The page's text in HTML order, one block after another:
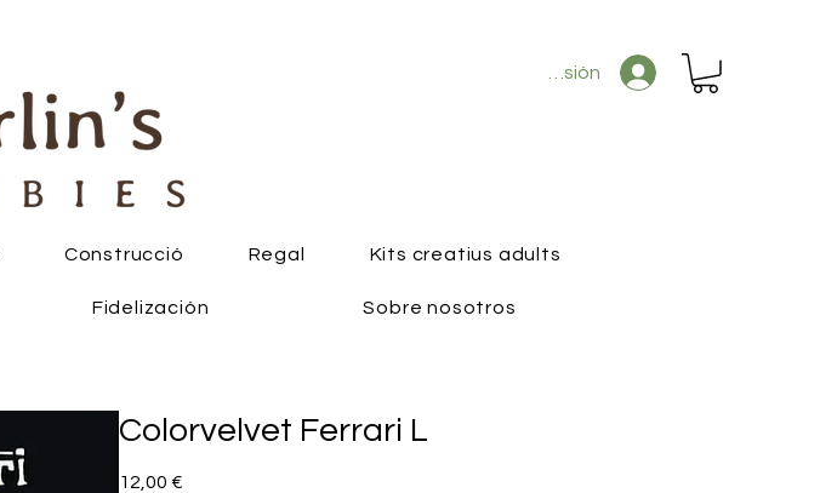
Iniciar sesión
Construcció Regal Kits creatius adults
Fidelización Sobre nosotros
Colorvelvet Ferrari L
12,00 €